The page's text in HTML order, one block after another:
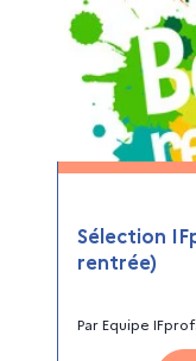
Sélection
rentrée)
ParEquipe